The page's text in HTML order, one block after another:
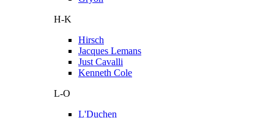
H-K
Hirsch
Jacques Lemans
Just Cavalli
Kenneth Cole
L-O
L'Duchen